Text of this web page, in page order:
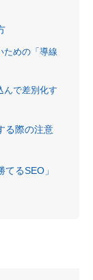
ための「導線
んで差別化す
る際の注意
るSEO」